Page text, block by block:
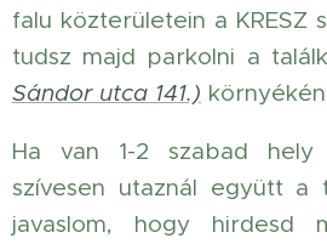
falu közterületein a KRESZ
tudsz majd parkolni a
Sándor utca 141.)
Ha van 1-2 szabad
szívesen utaznál együtt a
javaslom, hogy hirdesd